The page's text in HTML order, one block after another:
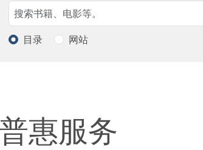
Search
搜索
目录 网站
惠服务